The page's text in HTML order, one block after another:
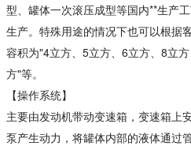
型、罐体一次滚压成型等国内**生产
生产。特殊用途的情况下也可以根据
容积为"4立方、5立方、6立方、8立
方"等。
【操作系统】
主要由发动机带动变速箱，变速箱上
泵产生动力，将罐体内部的液体通过